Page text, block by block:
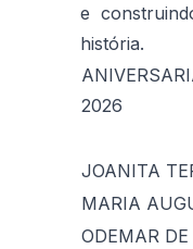
e
história.
2026
JOANITA
MARIA
ODEMAR